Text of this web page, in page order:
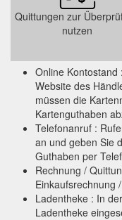
Quittungen zur
nutzen
Online Kontostand
Website des
müssen die
Kartenguthaben
Telefonanruf :
an und geben Sie
Guthaben per
Rechnung /
Einkaufsrechnung
Ladentheke : In
Ladentheke